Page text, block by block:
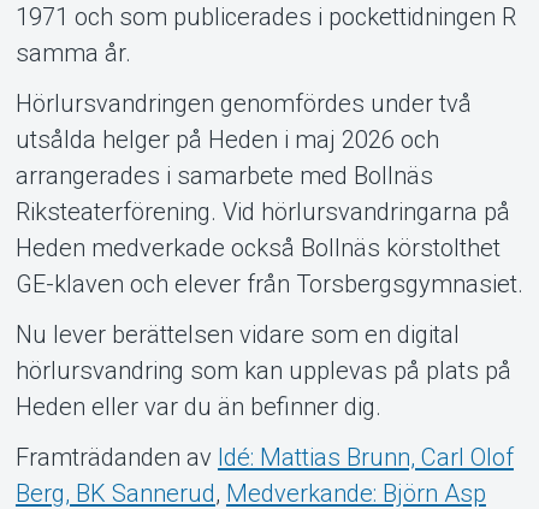
1971 och som publicerades i pockettidningen R
samma år.
Hörlursvandringen genomfördes under två
utsålda helger på Heden i maj 2026 och
arrangerades i samarbete med Bollnäs
Riksteaterförening. Vid hörlursvandringarna på
Heden medverkade också Bollnäs körstolthet
GE-klaven och elever från Torsbergsgymnasiet.
Nu lever berättelsen vidare som en digital
hörlursvandring som kan upplevas på plats på
Heden eller var du än befinner dig.
Framträdanden av Idé: Mattias Brunn, Carl Olof
Berg, BK Sannerud, Medverkande: Björn Asp